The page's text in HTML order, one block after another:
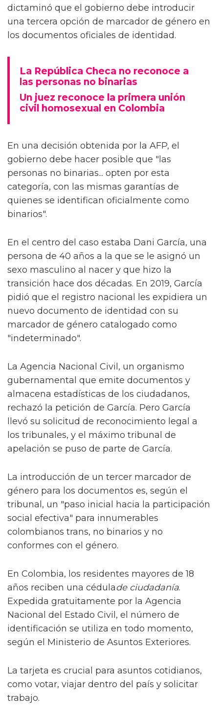
dictaminó que el gobierno debe introducir
una tercera opción de marcador de género en
los documentos oficiales de identidad.
La República Checa no reconoce a
las personas no binarias
Un juez reconoce la primera unión
civil homosexual en Colombia
En una decisión obtenida por la AFP, el
gobierno debe hacer posible que "las
personas no binarias... opten por esta
categoría, con las mismas garantías de
quienes se identifican oficialmente como
binarios".
En el centro del caso estaba Dani García, una
persona de 40 años a la que se le asignó un
sexo masculino al nacer y que hizo la
transición hace dos décadas. En 2019, García
pidió que el registro nacional les expidiera un
nuevo documento de identidad con su
marcador de género catalogado como
"indeterminado".
La Agencia Nacional Civil, un organismo
gubernamental que emite documentos y
almacena estadísticas de los ciudadanos,
rechazó la petición de García. Pero García
llevó su solicitud de reconocimiento legal a
los tribunales, y el máximo tribunal de
apelación se puso de parte de García.
La introducción de un tercer marcador de
género para los documentos es, según el
tribunal, un "paso inicial hacia la participación
social efectiva" para innumerables
colombianos trans, no binarios y no
conformes con el género.
En Colombia, los residentes mayores de 18
años reciben una cédulade ciudadanía.
Expedida gratuitamente por la Agencia
Nacional del Estado Civil, el número de
identificación se utiliza en todo momento,
según el Ministerio de Asuntos Exteriores.
La tarjeta es crucial para asuntos cotidianos,
como votar, viajar dentro del país y solicitar
trabajo.